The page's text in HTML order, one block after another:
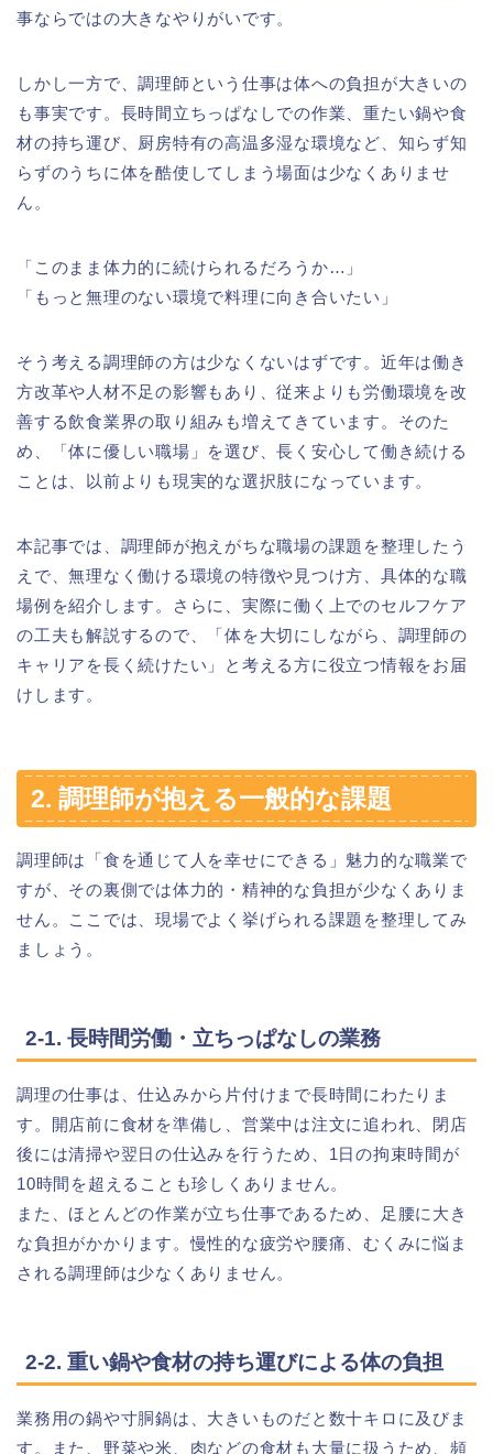
事ならではの大きなやりがいです。
しかし一方で、調理師という仕事は体への負担が大きいの
も事実です。長時間立ちっぱなしでの作業、重たい鍋や食
材の持ち運び、厨房特有の高温多湿な環境など、知らず知
らずのうちに体を酷使してしまう場面は少なくありませ
ん。
「このまま体力的に続けられるだろうか…」
「もっと無理のない環境で料理に向き合いたい」
そう考える調理師の方は少なくないはずです。近年は働き
方改革や人材不足の影響もあり、従来よりも労働環境を改
善する飲食業界の取り組みも増えてきています。そのた
め、「体に優しい職場」を選び、長く安心して働き続ける
ことは、以前よりも現実的な選択肢になっています。
本記事では、調理師が抱えがちな職場の課題を整理したう
えで、無理なく働ける環境の特徴や見つけ方、具体的な職
場例を紹介します。さらに、実際に働く上でのセルフケア
の工夫も解説するので、「体を大切にしながら、調理師の
キャリアを長く続けたい」と考える方に役立つ情報をお届
けします。
2. 調理師が抱える一般的な課題
調理師は「食を通じて人を幸せにできる」魅力的な職業で
すが、その裏側では体力的・精神的な負担が少なくありま
せん。ここでは、現場でよく挙げられる課題を整理してみ
ましょう。
2-1. 長時間労働・立ちっぱなしの業務
調理の仕事は、仕込みから片付けまで長時間にわたりま
す。開店前に食材を準備し、営業中は注文に追われ、閉店
後には清掃や翌日の仕込みを行うため、1日の拘束時間が
10時間を超えることも珍しくありません。
また、ほとんどの作業が立ち仕事であるため、足腰に大き
な負担がかかります。慢性的な疲労や腰痛、むくみに悩ま
される調理師は少なくありません。
2-2. 重い鍋や食材の持ち運びによる体の負担
業務用の鍋や寸胴鍋は、大きいものだと数十キロに及びま
す。また、野菜や米、肉などの食材も大量に扱うため、頻